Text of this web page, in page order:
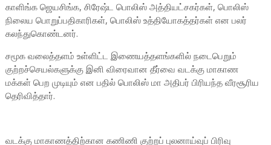
காளிங்க ஜெயசிங்க, சிரேஷ்ட பொலிஸ் அத்தியட்சகர்கள், பொலிஸ்
நிலைய பொறுப்பதிகாரிகள், பொலிஸ் உத்தியோகத்தர்கள் என பலர்
கலந்துகொண்டனர்.
சமூக வலைத்தளம் உள்ளிட்ட இணையத்தளங்களில் நடைபெறும்
குற்றச்செயல்களுக்கு இனி விரைவான தீர்வை வடக்கு மாகாண
மக்கள் பெற முடியும் என பதில் பொலிஸ் மா அதிபர் பிரியந்த வீரசூரிய
தெரிவித்தார்.
வடக்கு மாகாணத்திற்கான கணிணி குற்றப் புலனாய்வுப் பிரிவு